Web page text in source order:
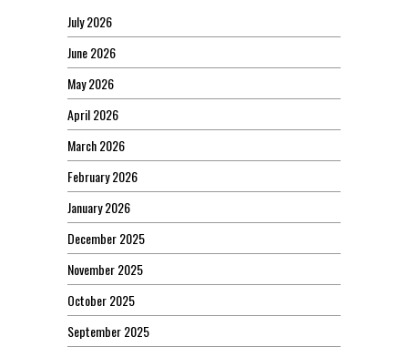
July 2026
June 2026
May 2026
April 2026
March 2026
February 2026
January 2026
December 2025
November 2025
October 2025
September 2025